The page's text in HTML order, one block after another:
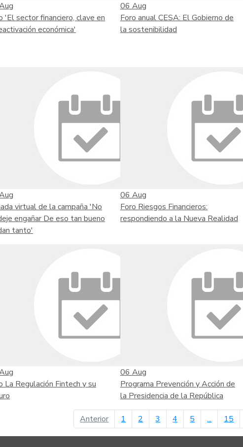
'El sector financiero, clave en
económica'
06 Aug
Foro anual CESA: El Gobierno de
la sostenibilidad
virtual de la campaña 'No
engañar De eso tan bueno
tanto'
06 Aug
Foro Riesgos Financieros:
respondiendo a la Nueva Realidad
La Regulación Fintech y su
06 Aug
Programa Prevención y Acción de
la Presidencia de la República
Anteriorpágina anterior
1 2 3 4 5 ... 15